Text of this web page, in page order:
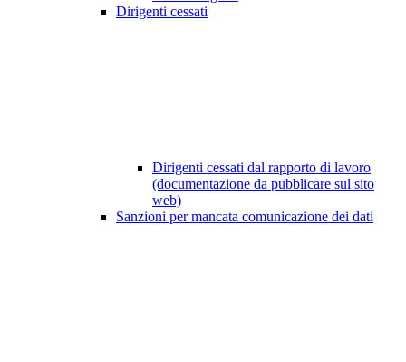
Dirigenti cessati
Dirigenti cessati dal rapporto di lavoro
(documentazione da pubblicare sul sito
web)
Sanzioni per mancata comunicazione dei dati